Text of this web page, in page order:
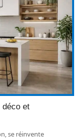
déco et
se réinvente